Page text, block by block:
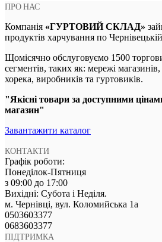
ПРО НАС
Компанія «ГУРТОВИЙ СКЛАД»
продуктів харчування по
Щомісячно обслуговуємо 1500
сегментів, таких як: мережі
хорека, виробників та гуртовиків.
"Якісні товари за доступними
магазин"
Завантажити каталог
КОНТАКТИ
Графік роботи:
Понеділок-Пятниця
з 09:00 до 17:00
Вихідні: Субота і Неділя.
м. Чернівці, вул. Коломийська 1а
‎0503603377
‎0683603377
ПІДТРИМКА